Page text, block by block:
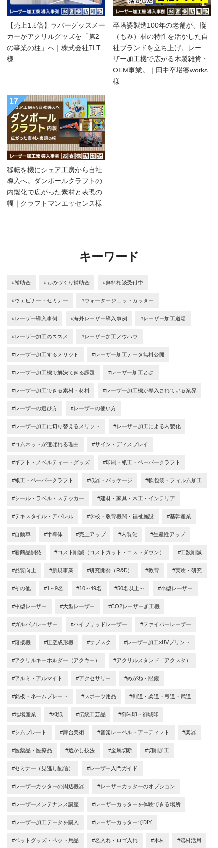
【売上1.5倍】ラバーグッズメー
カーがアクリルグッズを「第2
の事業の柱」へ｜株式会社TLT
様
卒塔婆製造100年の老舗が、樅
（もみ）材の特性を活かした自
社ブランドを立ち上げ。レー
ザー加工機で広がる木製雑貨・
OEM事業。｜田中卒塔婆works
様
17
移転を機にシェア工房から自社
導入へ。ダンボールクラフトの
内製化で広がった素材と表現の
幅｜クラフトマンエッセンス様
キーワード
#補助金 #ものづくり補助金 #無料相談受付中
#ウェビナー・セミナー #ウォータージェットカッター
#レーザー導入事例 #海外レーザー導入事例 #レーザー加工道場
#レーザー加工のススメ #レーザー加工ノウハウ
#レーザー加工するメリット #レーザー加工データ無料公開
#レーザー加工機で解決できる課題 #レーザー加工とは
#レーザー加工できる素材・材料 #レーザー加工機が導入されている業界
#レーザーの選び方 #レーザーの使い方
#レーザー加工に切り替えるメリット #レーザー加工による内製化
#コムネットが選ばれる理由 #サイン・ディスプレイ
#ギフト・ノベルティー・グッズ #印刷・紙工・ペーパークラフト
#紙工・ペーパークラフト #紙器・パッケージ #軟包装・フィルム加工
#シール・ラベル・ステッカー #建材・家具・木工・インテリア
#テキスタイル・アパレル #学校・教育機関・福祉施設 #基幹産業
#自動車 #半導体 #売上アップ #内製化 #生産性アップ
#新商品開発 #コスト削減（コストカット・コストダウン） #工数削減
#品質向上 #新規事業 #研究開発（R&D） #教育 #実験・研究
#その他 #1～9名 #10～49名 #50名以上～ #小型レーザー
#中型レーザー #大型レーザー #CO2レーザー加工機
#ガルバノレーザー #ハイブリッドレーザー #ファイバーレーザー
#溶接機 #圧空成形機 #サブスク #レーザー加工×UVプリント
#アクリルキーホルダー（アクキー） #アクリルスタンド（アクスタ）
#アルミ・アルマイト #アクセサリー #めがね・眼鏡
#銘板・ネームプレート #スポーツ用品 #剣道・柔道・弓道・武道
#地場産業 #和紙 #伝統工芸品 #御朱印・御城印
#シムプレート #舞台美術 #音楽レーベル・アーティスト #楽器
#医薬品・医療品 #透かし技法 #金属切断 #切削加工
#セミナー（見逃し配信） #レーザー入門ガイド
#レーザーカッターの周辺機器 #レーザーカッターのオプション
#レーザーメンテナンス講座 #レーザーカッターを体験できる場所
#レーザー加工データを購入 #レーザーカッターでDIY
#ペットグッズ・ペット用品 #名入れ・ロゴ入れ #木材 #端材活用